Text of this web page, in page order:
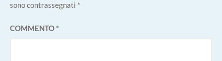
sono contrassegnati *
COMMENTO*